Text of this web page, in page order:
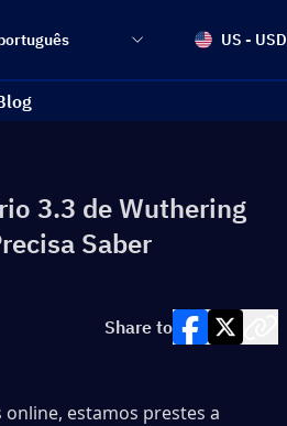
US - USD
3.3 de Wuthering
Saber
Share to
estamos prestes a